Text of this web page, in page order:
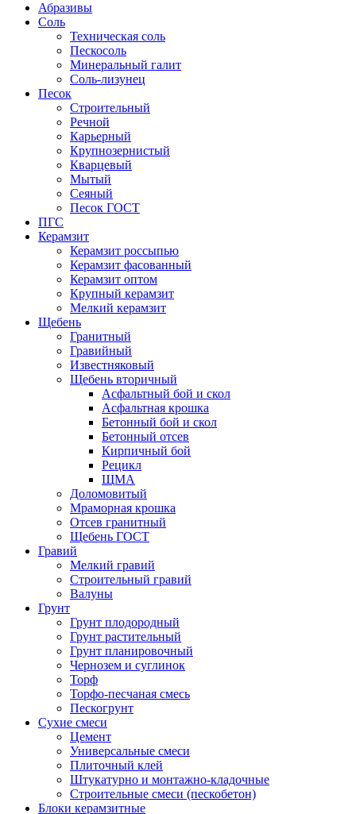
Абразивы
Соль
Техническая соль
Пескосоль
Минеральный галит
Соль-лизунец
Песок
Строительный
Речной
Карьерный
Крупнозернистый
Кварцевый
Мытый
Сеяный
Песок ГОСТ
ПГС
Керамзит
Керамзит россыпью
Керамзит фасованный
Керамзит оптом
Крупный керамзит
Мелкий керамзит
Щебень
Гранитный
Гравийный
Известняковый
Щебень вторичный
Асфальтный бой и скол
Асфальтная крошка
Бетонный бой и скол
Бетонный отсев
Кирпичный бой
Рецикл
ЩМА
Доломовитый
Мраморная крошка
Отсев гранитный
Щебень ГОСТ
Гравий
Мелкий гравий
Строительный гравий
Валуны
Грунт
Грунт плодородный
Грунт растительный
Грунт планировочный
Чернозем и суглинок
Торф
Торфо-песчаная смесь
Пескогрунт
Сухие смеси
Цемент
Универсальные смеси
Плиточный клей
Штукатурно и монтажно-кладочные
Строительные смеси (пескобетон)
Блоки керамзитные